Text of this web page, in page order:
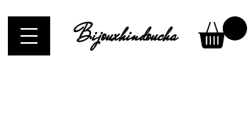
Bijouxhindoucha